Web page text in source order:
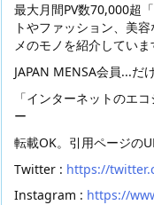
最大月間PV数70,000超
トやファッション、美
メのモノを紹介していま
JAPAN MENSA会員...だ
「インターネットのエ
ー
転載OK。引用ページの
Twitter : https://
Instagram : https://